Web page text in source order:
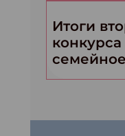
Итоги
конкурса